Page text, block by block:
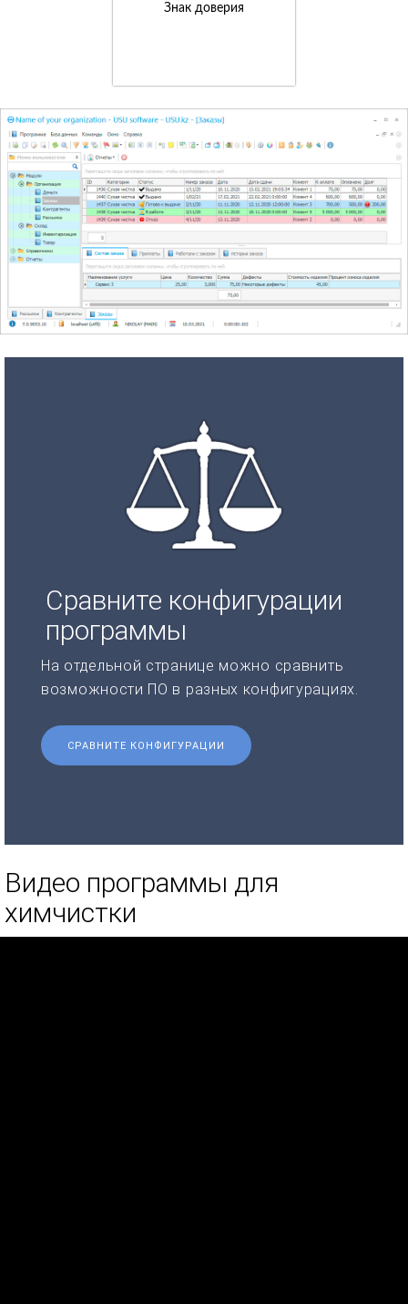
Знак доверия
Сравните конфигурации
программы
На отдельной странице можно сравнить
возможности ПО в разных конфигурациях.
СРАВНИТЕ КОНФИГУРАЦИИ
Видео программы для
химчистки